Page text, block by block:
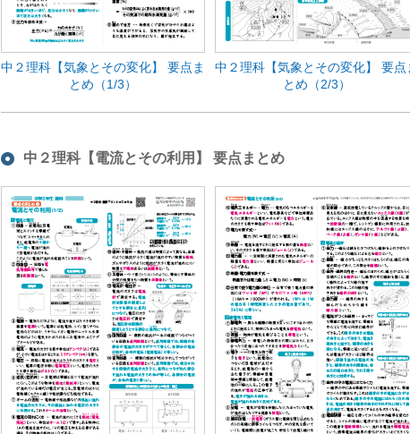
中２理科【気象とその変化】 要点ま
とめ（1/3）
中２理科【気象とその変化】 要点
とめ（2/3）
中２理科【電流とその利用】 要点まとめ